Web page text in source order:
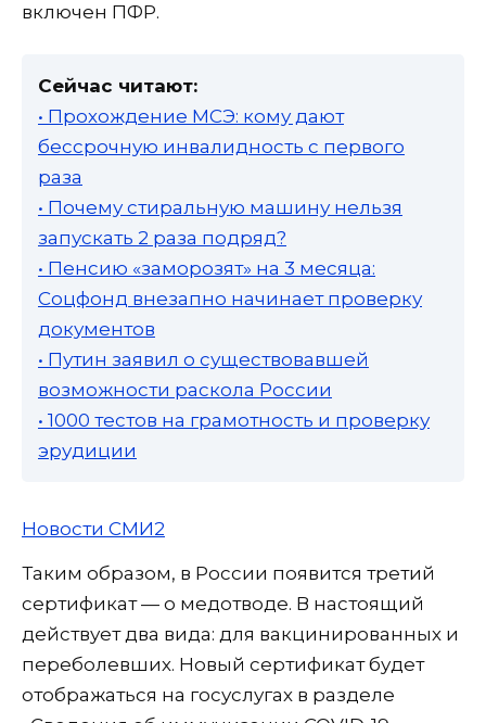
включен ПФР.
Сейчас читают:
• Прохождение МСЭ: кому дают
бессрочную инвалидность с первого
раза
• Почему стиральную машину нельзя
запускать 2 раза подряд?
• Пенсию «заморозят» на 3 месяца:
Соцфонд внезапно начинает проверку
документов
• Путин заявил о существовавшей
возможности раскола России
• 1000 тестов на грамотность и проверку
эрудиции
Новости СМИ2
Таким образом, в России появится третий
сертификат — о медотводе. В настоящий
действует два вида: для вакцинированных и
переболевших. Новый сертификат будет
отображаться на госуслугах в разделе